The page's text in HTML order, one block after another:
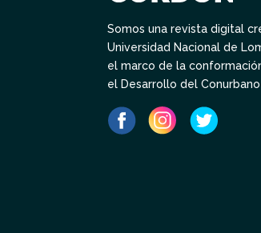
Somos una revista digital
Universidad Nacional de
el marco de la
el Desarrollo del